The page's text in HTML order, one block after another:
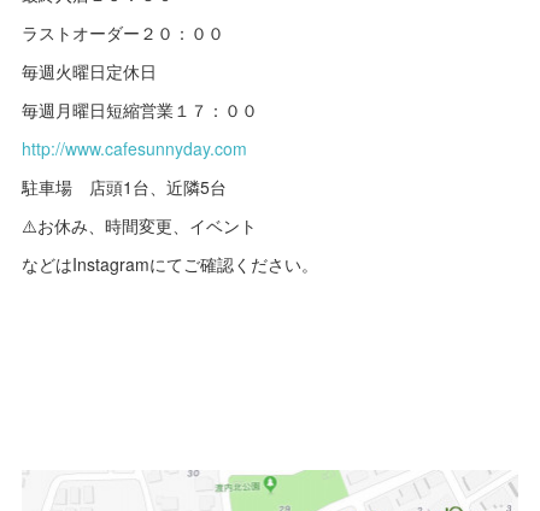
ラストオーダー２０：００
毎週火曜日定休日
毎週月曜日短縮営業１７：００
http://www.cafesunnyday.com
駐車場 店頭1台、近隣5台
⚠️お休み、時間変更、イベント
などはInstagramにてご確認ください。